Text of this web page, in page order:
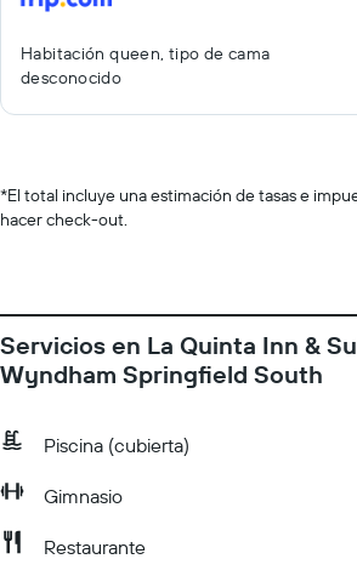
Habitación queen, tipo de cama
desconocido
*El total incluye una estimación de tasas e
hacer check-out.
Servicios en La Quinta Inn &
Wyndham Springfield South
Piscina (cubierta)
Gimnasio
Restaurante